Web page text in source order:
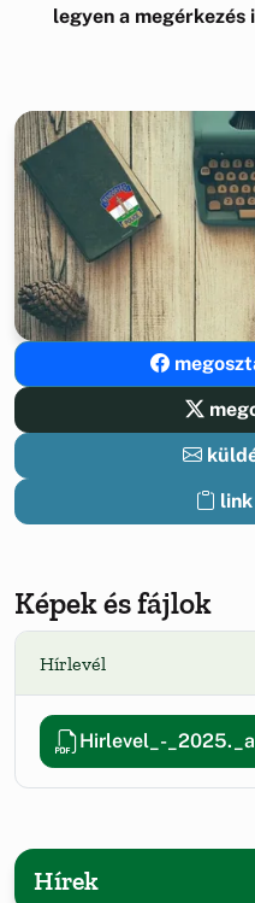
legyen a megérkezés
Képek és fájlok
Hírlevél
Hirlevel_-
Hírek